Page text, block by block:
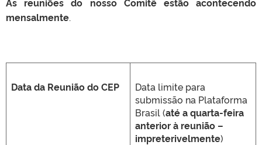
mensalmente.
Data da Reunião do CEP
Data limite para
submissão na Plataforma
Brasil (até a quarta-feira
anterior à reunião –
impreterivelmente)